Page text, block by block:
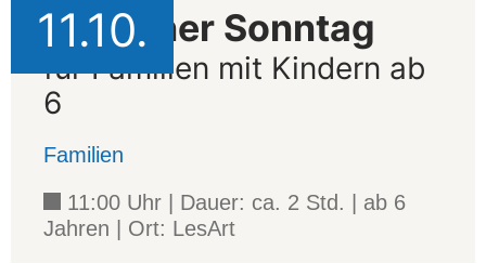
11.10.
Erlesener Sonntag
für Familien mit Kindern ab
6
Familien
11:00 Uhr | Dauer: ca. 2 Std. | ab 6
Jahren | Ort: LesArt